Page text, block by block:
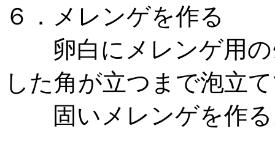
６．メレンゲを作る
卵白にメレンゲ用のｸ
した角が立つまで泡立
固いメレンゲを作る